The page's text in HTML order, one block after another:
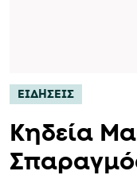
ΕΙΔΗΣΕΙΣ
Κηδεία